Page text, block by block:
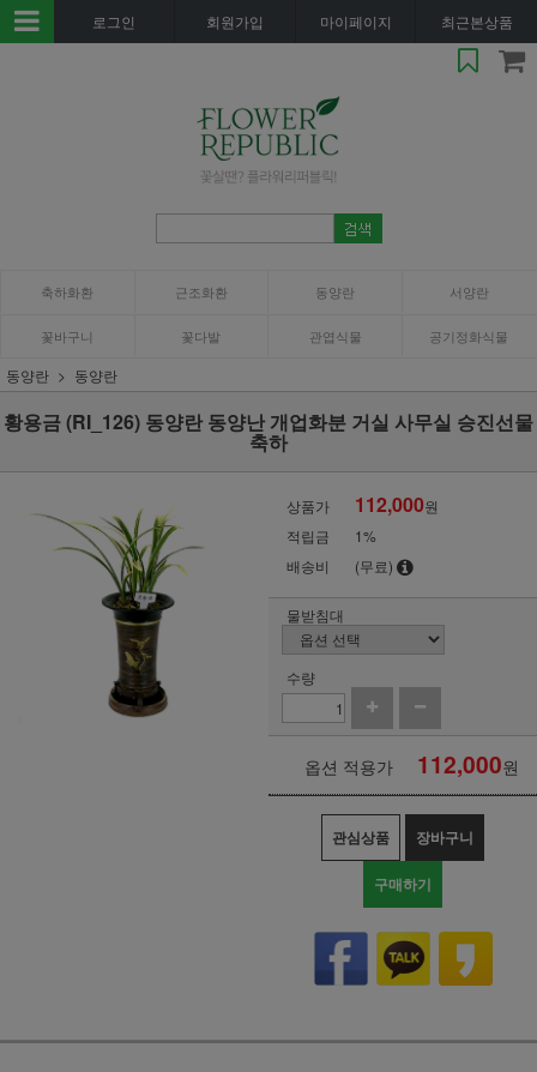
로그인 회원가입 마이페이지 최근본상품
축하화환 근조화환 동양란 서양란
꽃바구니 꽃다발 관엽식물 공기정화식물
동양란 동양란
황용금 (RI_126) 동양란 동양난 개업화분 거실 사무실 승진선물
축하
상품가 112,000원
적립금
1%
배송비
(무료)
물받침대
수량
옵션 적용가 112,000원
관심상품 장바구니
구매하기